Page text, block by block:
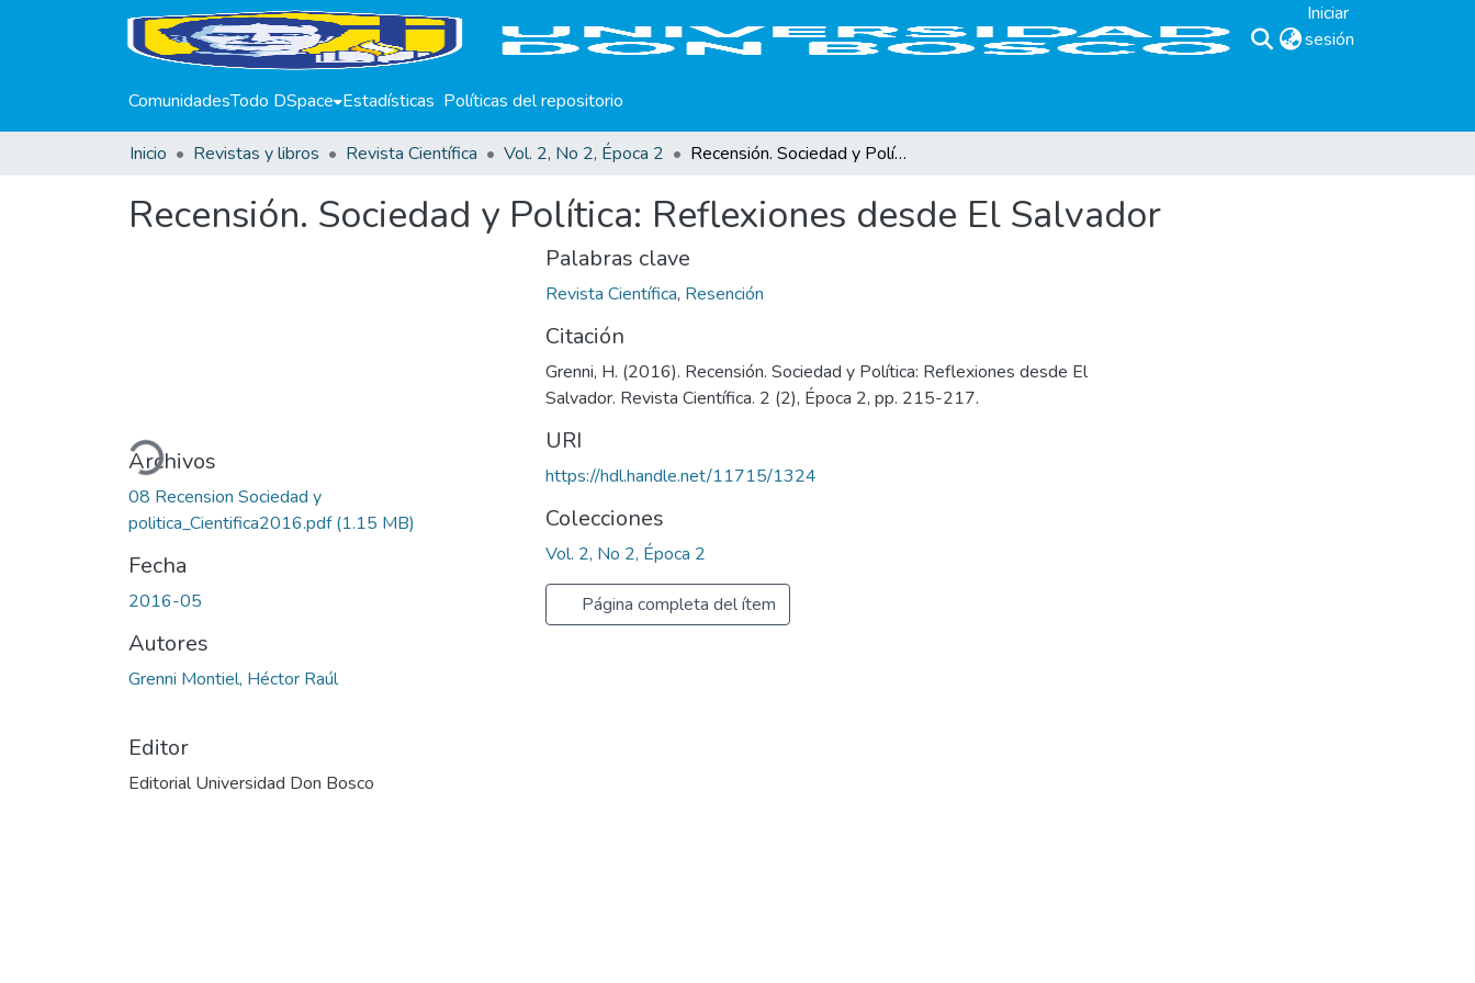
Iniciar
sesión
ComunidadesTodo DSpace Estadísticas Políticas del repositorio
Inicio Revistas y libros Revista Científica Vol. 2, No 2, Época 2 Recensión. Sociedad y Política: Reflexiones desde El Salvador
Recensión. Sociedad y Política: Reflexiones desde El Salvador
Cargando...
Archivos
08 Recension Sociedad y
politica_Cientifica2016.pdf(1.15 MB)
Fecha
2016-05
Autores
Grenni Montiel, Héctor Raúl
Editor
Editorial Universidad Don Bosco
Palabras clave
Revista Científica, Resención
Citación
Grenni, H. (2016). Recensión. Sociedad y Política: Reflexiones desde El
Salvador. Revista Científica. 2 (2), Época 2, pp. 215-217.
URI
https://hdl.handle.net/11715/1324
Colecciones
Vol. 2, No 2, Época 2
Página completa del ítem